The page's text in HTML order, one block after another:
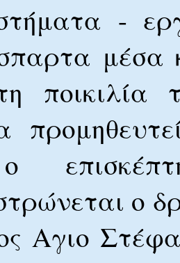
-
ποικιλία
ο
ο
Αγιο